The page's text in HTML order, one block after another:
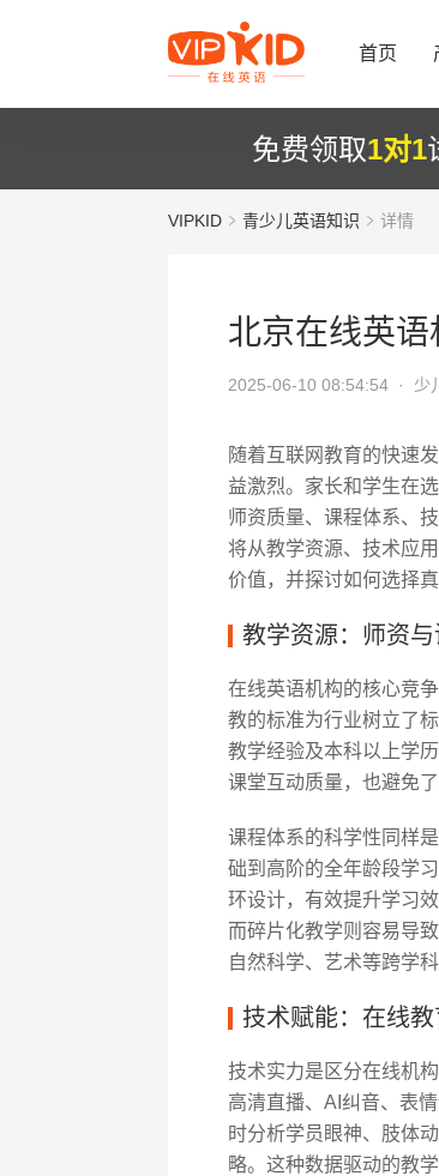
首页
免费领取1对1
VIPKID 青少儿英语知识 详情
北京在线英语
2025-06-10 08:54:54 · 少
随着互联网教育的快速
益激烈。家长和学生在
师资质量、课程体系、
将从教学资源、技术应
价值，并探讨如何选择真
教学资源：师资
在线英语机构的核心竞
教的标准为行业树立了
教学经验及本科以上学
课堂互动质量，也避免
课程体系的科学性同样
础到高阶的全年龄段学
环设计，有效提升学习
而碎片化教学则容易导
自然科学、艺术等跨学
技术赋能：在线
技术实力是区分在线机
高清直播、AI纠音、表
时分析学员眼神、肢体
略。这种数据驱动的教